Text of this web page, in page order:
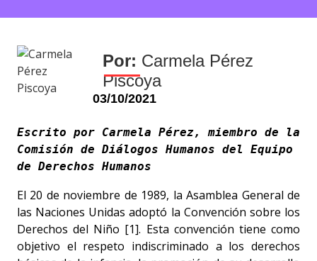
Carmela Pérez
Piscoya
Escrito por Carmela Pérez, miembro de la
Comisión de Diálogos Humanos del Equipo
de Derechos Humanos
El 20 de noviembre de 1989, la Asamblea General de
las Naciones Unidas adoptó la Convención sobre los
Derechos del Niño [1]. Esta convención tiene como
objetivo el respeto indiscriminado a los derechos
03/10/2021